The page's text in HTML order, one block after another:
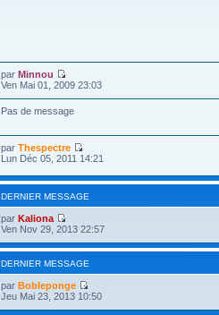
par Minnou
Ven Mai 01, 2009 23:03
Pas de message
par Thespectre
Lun Déc 05, 2011 14:21
DERNIER MESSAGE
par Kaliona
Ven Nov 29, 2013 22:57
DERNIER MESSAGE
par Bobleponge
Jeu Mai 23, 2013 10:50